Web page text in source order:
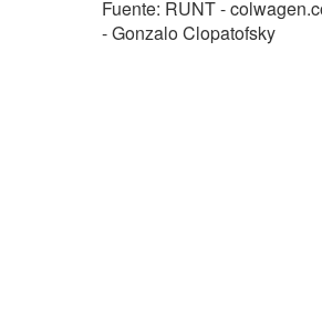
Fuente: RUNT -
- Gonzalo Clopatofsky